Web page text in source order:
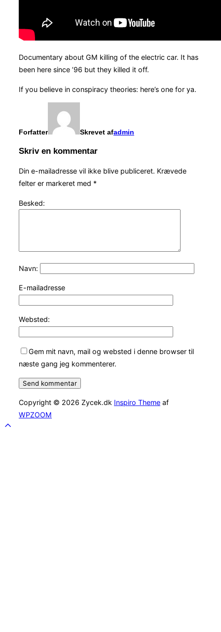
Documentary about GM killing of the electric car. It has
been here since ’96 but they killed it off.
If you believe in conspiracy theories: here’s one for ya.
Forfatter Skrevet afadmin
Skriv en kommentar
Din e-mailadresse vil ikke blive publiceret. Krævede
felter er markeret med *
Besked:
Navn:
E-mailadresse
Websted:
Gem mit navn, mail og websted i denne browser til
næste gang jeg kommenterer.
Copyright © 2026 Zycek.dk Inspiro Theme af
WPZOOM